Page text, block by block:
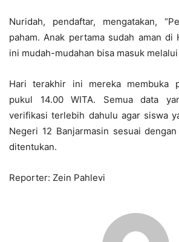
Nuridah, pendaftar, mengatakan,
paham. Anak pertama sudah aman di
ini mudah-mudahan bisa masuk
Hari terakhir ini mereka membuka
pukul 14.00 WITA. Semua data
verifikasi terlebih dahulu agar siswa
Negeri 12 Banjarmasin sesuai
ditentukan.
Reporter: Zein Pahlevi